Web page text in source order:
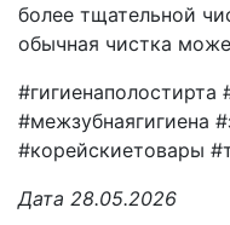
более тщательной
обычная чистка
#гигиенаполостирта
#межзубнаягигиена
#корейскиетовары
Дата 28.05.2026